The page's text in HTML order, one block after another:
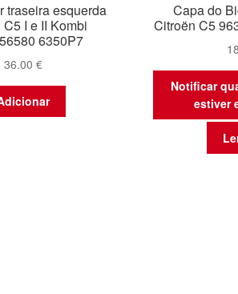
traseira esquerda
I e II Kombi
6350P7
36.00€
Capa do
Citroën C5
Notificar
estiver